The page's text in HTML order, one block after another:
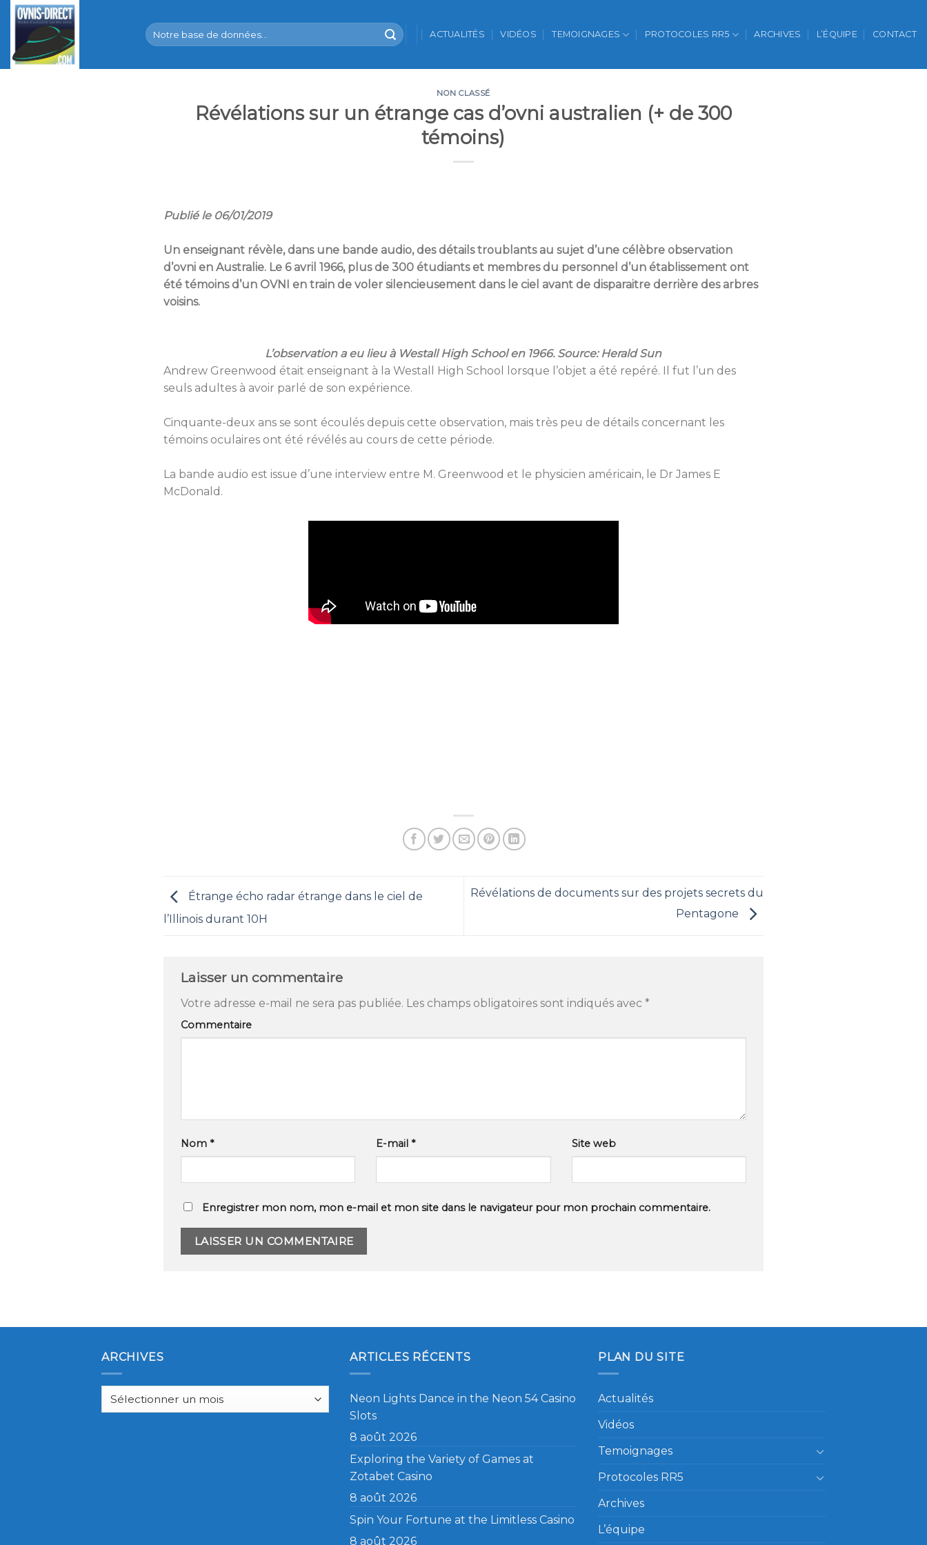
Skip
content
ACTUALITÉS VIDÉOS TEMOIGNAGES PROTOCOLES RR5 ARCHIVES L’ÉQUIPE CONTACT
NON CLASSÉ
Révélations sur un étrange cas d’ovni australien (+ de 300
témoins)
Publié le 06/01/2019
Un enseignant révèle, dans une bande audio, des détails troublants au sujet d’une célèbre observation
d’ovni en Australie. Le 6 avril 1966, plus de 300 étudiants et membres du personnel d’un établissement ont
été témoins d’un OVNI en train de voler silencieusement dans le ciel avant de disparaitre derrière des arbres
voisins.
L’observation a eu lieu à Westall High School en 1966. Source: Herald Sun
Andrew Greenwood était enseignant à la Westall High School lorsque l’objet a été repéré. Il fut l’un des
seuls adultes à avoir parlé de son expérience.
Cinquante-deux ans se sont écoulés depuis cette observation, mais très peu de détails concernant les
témoins oculaires ont été révélés au cours de cette période.
La bande audio est issue d’une interview entre M. Greenwood et le physicien américain, le Dr James E
McDonald.
Étrange écho radar étrange dans le ciel de
l’Illinois durant 10H
Révélations de documents sur des projets secrets du
Pentagone
Laisser un commentaire
Votre adresse e-mail ne sera pas publiée. Les champs obligatoires sont indiqués avec *
Commentaire
Nom * E-mail* Site web
Enregistrer mon nom, mon e-mail et mon site dans le navigateur pour mon prochain commentaire.
ARCHIVES
Archives
ARTICLES RÉCENTS
Neon Lights Dance in the Neon 54 Casino
Slots
8 août 2026
Exploring the Variety of Games at
Zotabet Casino
8 août 2026
Spin Your Fortune at the Limitless Casino
8 août 2026
PLAN DU SITE
Actualités
Vidéos
Temoignages
Protocoles RR5
Archives
L’équipe